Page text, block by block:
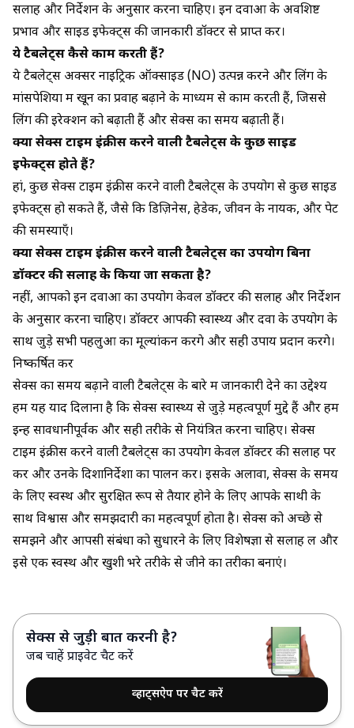
सलाह और निर्देशन के अनुसार करना चाहिए। इन दवाओं के अवशिष्ट
प्रभाव और साइड इफेक्ट्स की जानकारी डॉक्टर से प्राप्त करें।
ये टैबलेट्स कैसे काम करती हैं?
ये टैबलेट्स अक्सर नाइट्रिक ऑक्साइड (NO) उत्पन्न करने और लिंग के
मांसपेशियों में खून का प्रवाह बढ़ाने के माध्यम से काम करती हैं, जिससे
लिंग की इरेक्शन को बढ़ाती हैं और सेक्स का समय बढ़ाती हैं।
क्या सेक्स टाइम इंक्रीस करने वाली टैबलेट्स के कुछ साइड
इफेक्ट्स होते हैं?
हां, कुछ सेक्स टाइम इंक्रीस करने वाली टैबलेट्स के उपयोग से कुछ साइड
इफेक्ट्स हो सकते हैं, जैसे कि डिज़िनेस, हेडेक, जीवन के नायक, और पेट
की समस्याएँ।
क्या सेक्स टाइम इंक्रीस करने वाली टैबलेट्स का उपयोग बिना
डॉक्टर की सलाह के किया जा सकता है?
नहीं, आपको इन दवाओं का उपयोग केवल डॉक्टर की सलाह और निर्देशन
के अनुसार करना चाहिए। डॉक्टर आपकी स्वास्थ्य और दवा के उपयोग के
साथ जुड़े सभी पहलुओं का मूल्यांकन करेंगे और सही उपाय प्रदान करेंगे।
निष्कर्षित करें
सेक्स का समय बढ़ाने वाली टैबलेट्स के बारे में जानकारी देने का उद्देश्य
हमें यह याद दिलाना है कि सेक्स स्वास्थ्य से जुड़े महत्वपूर्ण मुद्दे हैं और हमें
इन्हें सावधानीपूर्वक और सही तरीके से नियंत्रित करना चाहिए। सेक्स
टाइम इंक्रीस करने वाली टैबलेट्स का उपयोग केवल डॉक्टर की सलाह पर
करें और उनके दिशानिर्देशों का पालन करें। इसके अलावा, सेक्स के समय
के लिए स्वस्थ और सुरक्षित रूप से तैयार होने के लिए आपके साथी के
साथ विश्वास और समझदारी का महत्वपूर्ण होता है। सेक्स को अच्छे से
समझने और आपसी संबंधों को सुधारने के लिए विशेषज्ञों से सलाह लें और
इसे एक स्वस्थ और खुशी भरे तरीके से जीने का तरीका बनाएं।
सेक्स से जुड़ी बात करनी है?
जब चाहें प्राइवेट चैट करें
व्हाट्सऐप पर चैट करें